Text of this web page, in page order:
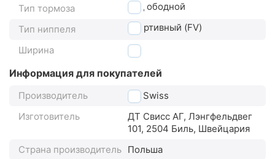
Тип тормоза
под ободной
Тип ниппеля
спортивный (FV)
Ширина
17c
Информация для покупателей
Производитель
DT Swiss
Изготовитель
ДТ Свисс АГ, Лэнгфельдвег
101, 2504 Биль, Швейцария
Страна производитель Польша